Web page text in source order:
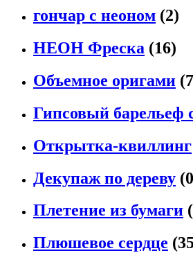
гончар с неоном (2)
НЕОН Фреска (16)
Объемное оригами
Гипсовый барельеф
Открытка-квиллинг
Декупаж по дереву
Плетение из бумаги
Плюшевое сердце